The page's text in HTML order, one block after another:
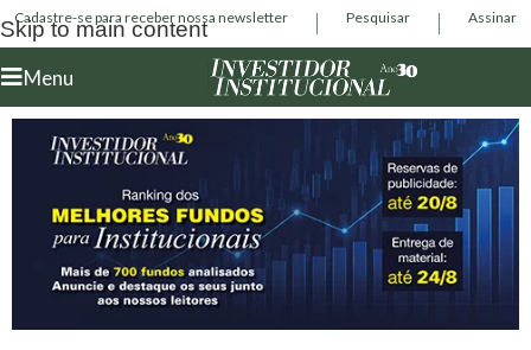
Skip to main content
Cadastre-se para receber nossa newsletter Pesquisar Assinar
Menu